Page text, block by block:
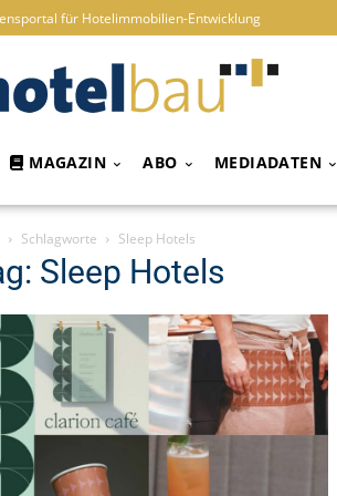
für Hotelimmobilien-Entwicklung
MAGAZIN ABO MEDIADATEN
Schlagworte Sleep Hotels
Sleep Hotels